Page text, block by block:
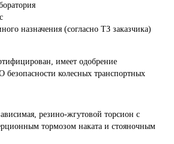
назначения (согласно ТЗ заказчика)
имеет одобрение
колесных транспортных
резино-жгутовой торсион с
тормозом наката и стояночным